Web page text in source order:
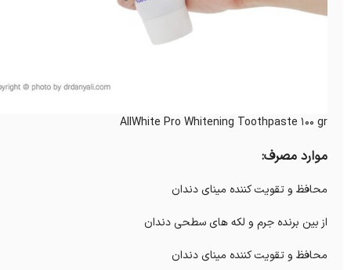
AllWhite Pro Whitening Toothpaste 100 gr
موارد مصرف:
محافظ و تقویت کننده مینای دندان
از بین برنده جرم و لکه های سطحی دندان
محافظ و تقویت کننده مینای دندان